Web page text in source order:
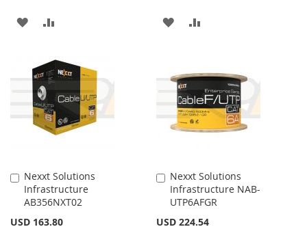
AÑADIR
LA
LISTA
DE
COMPARAR
AÑADIR
LISTA
DE
Nexxt Solutions
Infrastructure
AB356NXT02
USD 163.80
Añadir
al
carrito
Nexxt Solutions
Infrastructure NAB-
UTP6AFGR
USD 224.54
Añadir
al
carrito